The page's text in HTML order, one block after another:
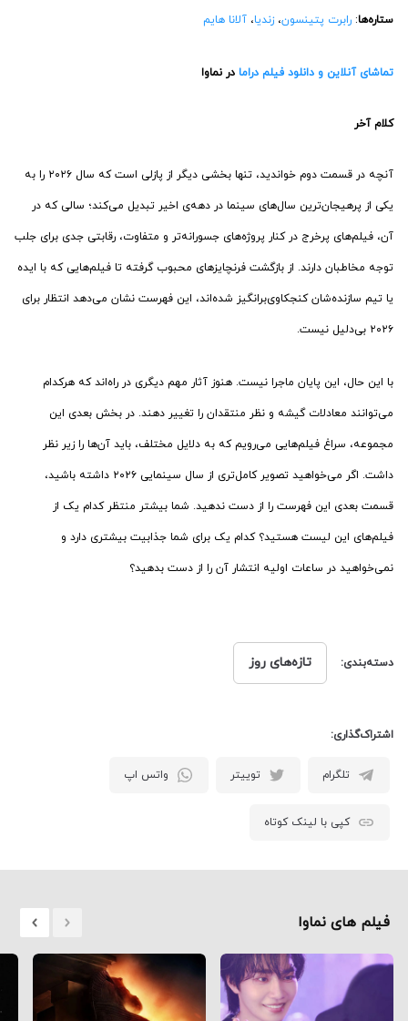
ستاره‌ها: رابرت پتینسون، زندیا، آلانا هایم
تماشای آنلاین و دانلود فیلم دراما در نماوا
کلام آخر
آنچه در قسمت دوم خواندید، تنها بخشی دیگر از پازلی است که سال ۲۰۲۶ را به
یکی از پرهیجان‌ترین سال‌های سینما در دهه‌ی اخیر تبدیل می‌کند؛ سالی که در
آن، فیلم‌های پرخرج در کنار پروژه‌های جسورانه‌تر و متفاوت، رقابتی جدی برای جلب
توجه مخاطبان دارند. از بازگشت فرنچایزهای محبوب گرفته تا فیلم‌هایی که با ایده
یا تیم سازنده‌شان کنجکاوی‌برانگیز شده‌اند، این فهرست نشان می‌دهد انتظار برای
۲۰۲۶ بی‌دلیل نیست.
با این حال، این پایان ماجرا نیست. هنوز آثار مهم دیگری در راه‌اند که هرکدام
می‌توانند معادلات گیشه و نظر منتقدان را تغییر دهند. در بخش بعدی این
مجموعه، سراغ فیلم‌هایی می‌رویم که به دلایل مختلف، باید آن‌ها را زیر نظر
داشت. اگر می‌خواهید تصویر کامل‌تری از سال سینمایی ۲۰۲۶ داشته باشید،
قسمت بعدی این فهرست را از دست ندهید. شما بیشتر منتظر کدام یک از
فیلم‌های این لیست هستید؟ کدام یک برای شما جذابیت بیشتری دارد و
نمی‌خواهید در ساعات اولیه انتشار آن را از دست بدهید؟
دسته‌بندی: تازه‌های روز
اشتراک‌گذاری:
تلگرام توییتر واتس اپ
کپی با لینک کوتاه
فیلم های نماوا